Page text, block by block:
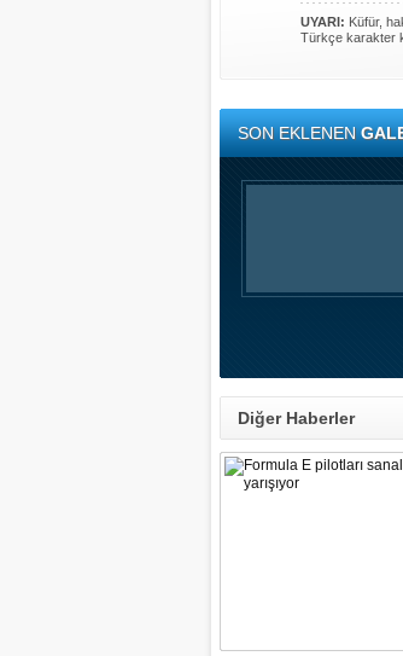
UYARI: Küfür,
Türkçe karakter
SON EKLENEN
Diğer Haberler